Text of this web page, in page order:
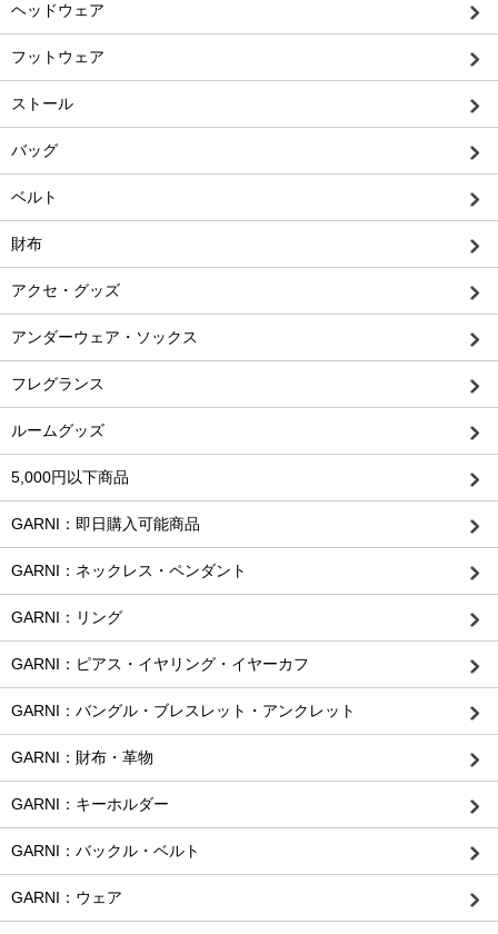
ヘッドウェア
フットウェア
ストール
バッグ
ベルト
財布
アクセ・グッズ
アンダーウェア・ソックス
フレグランス
ルームグッズ
5,000円以下商品
GARNI：即日購入可能商品
GARNI：ネックレス・ペンダント
GARNI：リング
GARNI：ピアス・イヤリング・イヤーカフ
GARNI：バングル・ブレスレット・アンクレット
GARNI：財布・革物
GARNI：キーホルダー
GARNI：バックル・ベルト
GARNI：ウェア